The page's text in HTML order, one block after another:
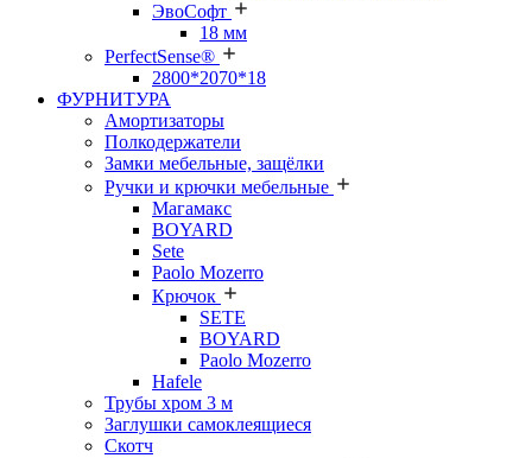
ЭвоСофт
18 мм
PerfectSense®
2800*2070*18
ФУРНИТУРА
Амортизаторы
Полкодержатели
Замки мебельные, защёлки
Ручки и крючки мебельные
Магамакс
BOYARD
Sete
Paolo Mozerro
Крючок
SETE
BOYARD
Paolo Mozerro
Hafele
Трубы хром 3 м
Заглушки самоклеящиеся
Скотч